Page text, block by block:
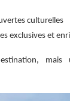
culturelles
exclusives et
mais